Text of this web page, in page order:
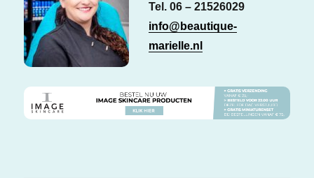
Tel. 06 – 21526029
info@beautique-
marielle.nl